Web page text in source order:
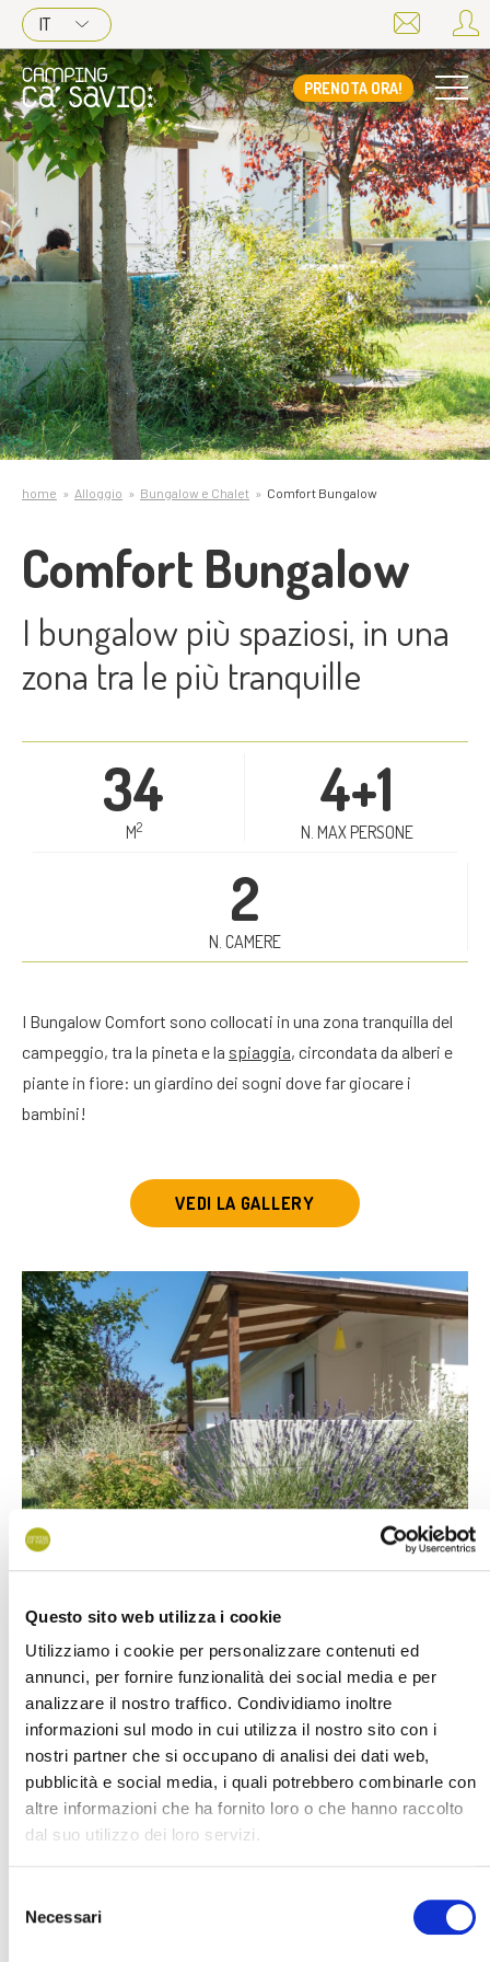
Questo sito web utilizza i cookie
Utilizziamo i cookie per personalizzare contenuti ed
annunci, per fornire funzionalità dei social media e per
analizzare il nostro traffico. Condividiamo inoltre
informazioni sul modo in cui utilizza il nostro sito con i
nostri partner che si occupano di analisi dei dati web,
pubblicità e social media, i quali potrebbero combinarle con
altre informazioni che ha fornito loro o che hanno raccolto
dal suo utilizzo dei loro servizi.
delNecessari
IT
PRENOTA ORA!
home Alloggio Bungalow e Chalet Comfort Bungalow
Comfort Bungalow
I bungalow più spaziosi, in una
zona tra le più tranquille
34
M2
4+1
N. MAX PERSONE
2
N. CAMERE
I Bungalow Comfort sono collocati in una zona tranquilla del
campeggio, tra la pineta e la spiaggia, circondata da alberi e
piante in fiore: un giardino dei sogni dove far giocare i
bambini!
VEDI LA GALLERY
Percorrendo a piedi o in bicicletta i vialetti alberati, potrete
raggiungere in pochi minuti lapiscinacollocata in pineta ed a
breve distanza dai Bungalow Comfort troverete anche un
servizio bar , adatto per un gelato o uno snack al rientro dalla
spiaggia.
Specifiche